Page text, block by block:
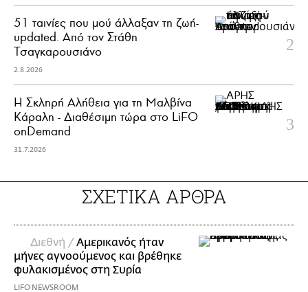
51 ταινίες που μού άλλαξαν τη ζωή-
updated. Aπό τον Στάθη
Τσαγκαρουσιάνο
2.8.2026
Η Σκληρή Αλήθεια για τη Μαλβίνα
Κάραλη - Διαθέσιμη τώρα στo LiFO
onDemand
31.7.2026
ΣΧΕΤΙΚΑ ΑΡΘΡΑ
Διεθνή /Αμερικανός ήταν
μήνες αγνοούμενος και βρέθηκε
φυλακισμένος στη Συρία
LIFO NEWSROOM